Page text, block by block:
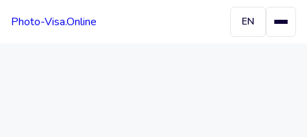
Photo-Visa.Online EN